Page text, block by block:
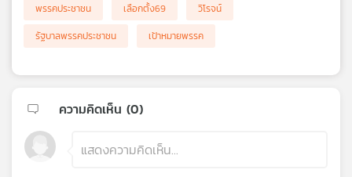
พรรคประชาชน
เลือกตั้ง69
วิโรจน์
รัฐบาลพรรคประชาชน
เป้าหมายพรรค
ความคิดเห็น (0)